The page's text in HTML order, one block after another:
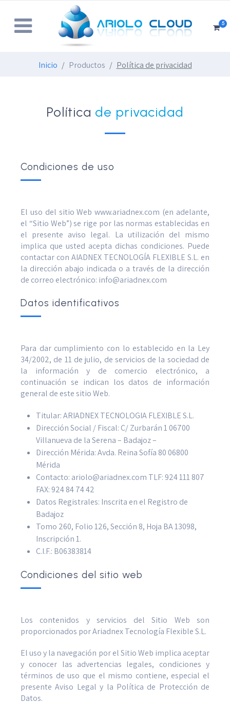
5
Inicio Productos Política de privacidad
Política de privacidad
Condiciones de uso
El uso del sitio Web www.ariadnex.com (en adelante,
el “Sitio Web”) se rige por las normas establecidas en
el presente aviso legal. La utilización del mismo
implica que usted acepta dichas condiciones. Puede
contactar con AIADNEX TECNOLOGÍA FLEXIBLE S.L. en
la dirección abajo indicada o a través de la dirección
de correo electrónico: info@ariadnex.com
Datos identificativos
Para dar cumplimiento con lo establecido en la Ley
34/2002, de 11 de julio, de servicios de la sociedad de
la información y de comercio electrónico, a
continuación se indican los datos de información
general de este sitio Web.
Titular: ARIADNEX TECNOLOGIA FLEXIBLE S.L.
Dirección Social / Fiscal: C/ Zurbarán 1 06700
Villanueva de la Serena – Badajoz –
Dirección Mérida: Avda. Reina Sofía 80 06800
Mérida
Contacto: ariolo@ariadnex.com TLF: 924 111 807
FAX: 924 84 74 42
Datos Registrales: Inscrita en el Registro de
Badajoz
Tomo 260, Folio 126, Sección 8, Hoja BA 13098,
Inscripción 1.
C.I.F.: B06383814
Condiciones del sitio web
Los contenidos y servicios del Sitio Web son
proporcionados por Ariadnex Tecnología Flexible S.L.
El uso y la navegación por el Sitio Web implica aceptar
y conocer las advertencias legales, condiciones y
términos de uso que el mismo contiene, especial el
presente Aviso Legal y la Polí­tica de Protección de
Datos.